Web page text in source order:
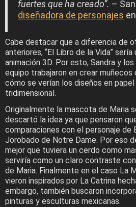
fuertes que ha creado”. –
diseñadora de personajes
Cabe destacar que a diferencia de
anteriores, “El Libro de la Vida”
animación 3D. Por esto, Sandra y
equipo trabajaron en crear
cómo se verían los diseños en papel
tridimensional.
Originalmente la mascota de Maria
descartó la idea ya que pensaron
comparaciones con el personaje de
Jorobado de Notre Dame. Por eso
mejor que tuviera un cerdo como
serviría como un claro contraste
de Maria. Finalmente en el caso La
vieron inspirados por La Catrina
embargo, también buscaron
pinturas y esculturas mexicanas.